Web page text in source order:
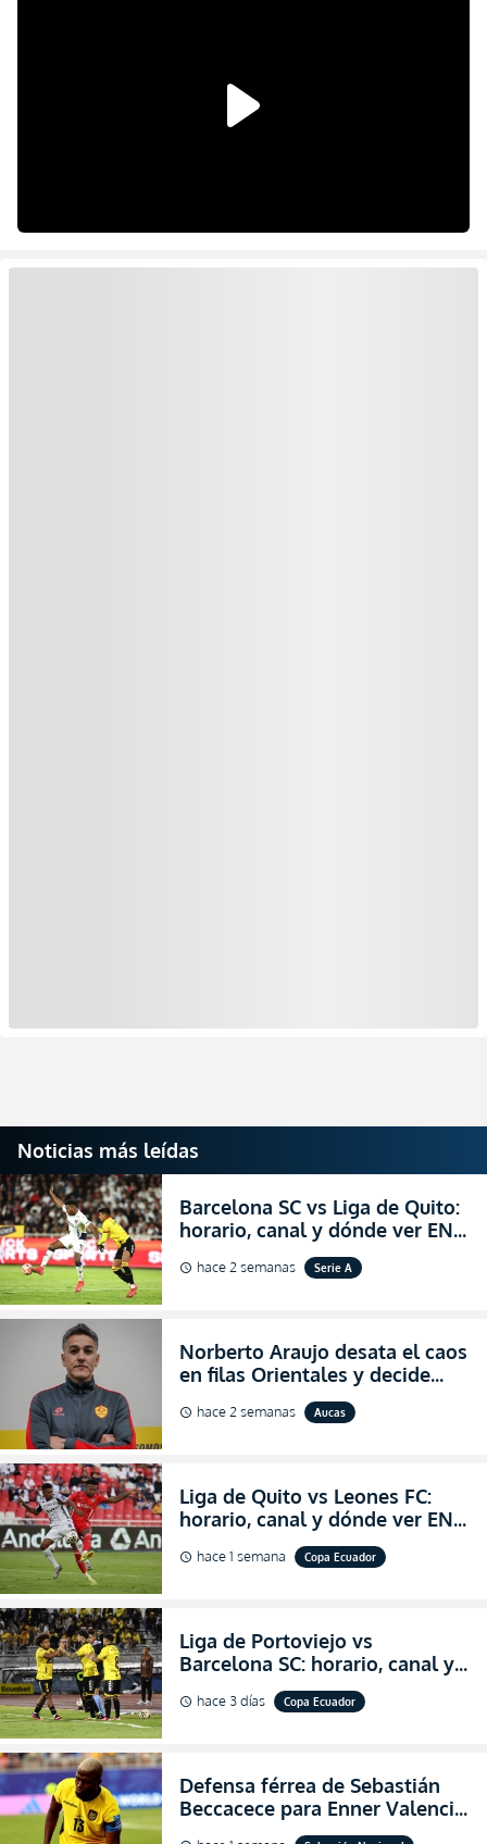
Noticias más leídas
Barcelona SC vs Liga de Quito:
horario, canal y dónde ver EN
VIVO la Fecha 22 de la LigaPro
2026
schedule hace 2 semanas Serie A
Norberto Araujo desata el caos
en filas Orientales y decide
abandonar la dirección técnica
de Aucas
schedule hace 2 semanas Aucas
Liga de Quito vs Leones FC:
horario, canal y dónde ver EN
VIVO los octavos de final de la
Copa Ecuador 2026
schedule hace 1 semana Copa Ecuador
Liga de Portoviejo vs
Barcelona SC: horario, canal y
dónde ver EN VIVO los octavos
de final de la Copa Ecuador
schedule hace 3 días Copa Ecuador
Defensa férrea de Sebastián
Beccacece para Enner Valencia
al indicar que era el hombre